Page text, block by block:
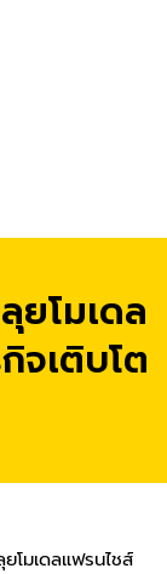
ยโมเดล
จเติบโต
โมเดลแฟรนไชส์